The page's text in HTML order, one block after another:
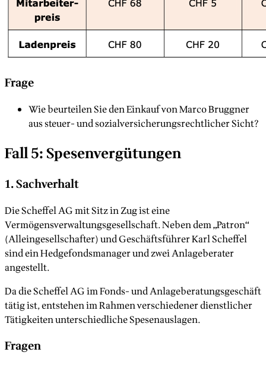
Frage
Wie beurteilen Sie den Einkauf von Marco Bruggner
aus steuer- und sozialversicherungsrechtlicher Sicht?
Fall 5: Spesenvergütungen
1. Sachverhalt
Die Scheffel AG mit Sitz in Zug ist eine
Vermögensverwaltungsgesellschaft. Neben dem „Patron“
(Alleingesellschafter) und Geschäftsführer Karl Scheffel
sind ein Hedgefondsmanager und zwei Anlageberater
angestellt.
Da die Scheffel AG im Fonds- und Anlageberatungsgeschäft
tätig ist, entstehen im Rahmen verschiedener dienstlicher
Tätigkeiten unterschiedliche Spesenauslagen.
Fragen